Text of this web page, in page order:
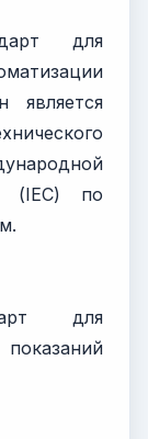
для
является
(IEC) по
для